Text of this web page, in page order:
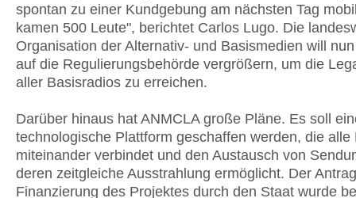
spontan zu einer Kundgebung am nächsten Tag
kamen 500 Leute", berichtet Carlos Lugo. Die
Organisation der Alternativ- und Basismedien will
auf die Regulierungsbehörde vergrößern, um die
aller Basisradios zu erreichen.
Darüber hinaus hat ANMCLA große Pläne. Es soll
technologische Plattform geschaffen werden, die alle
miteinander verbindet und den Austausch von
deren zeitgleiche Ausstrahlung ermöglicht. Der
Finanzierung des Projektes durch den Staat wurde